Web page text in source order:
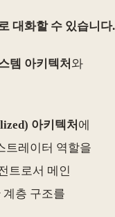
대화할 수 있습니다.
템 아키텍처 와
아키텍처 에
트레이터 역할을
트로서 메인
층 구조를